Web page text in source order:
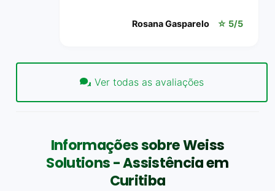
Rosana Gasparelo ☆ 5/5
Ver todas as avaliações
Informações sobre Weiss
Solutions - Assistência em
Curitiba